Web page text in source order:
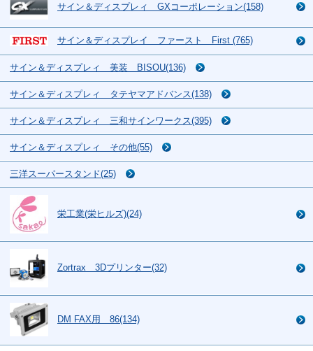
サイン＆ディスプレィ GXコーポレーション(158)
サイン＆ディスプレイ ファースト First (765)
サイン＆ディスプレィ 美装 BISOU(136)
サイン＆ディスプレィ タテヤマアドバンス(138)
サイン＆ディスプレィ 三和サインワークス(395)
サイン＆ディスプレィ その他(55)
三洋スーパースタンド(25)
栄工業(栄ヒルズ)(24)
Zortrax 3Dプリンター(32)
DM FAX用 86(134)